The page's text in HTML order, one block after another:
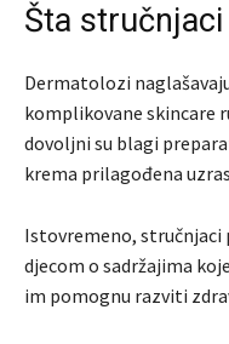
Šta
Dermatolozi
komplikovane skincare
dovoljni su blagi
krema prilagođena
Istovremeno, stručnjaci
djecom o sadržajima
im pomognu razviti